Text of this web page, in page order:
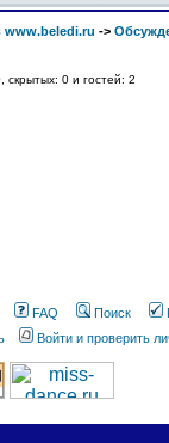
->
скрытых: 0 и гостей: 2
FAQ Поиск
Войти и проверить